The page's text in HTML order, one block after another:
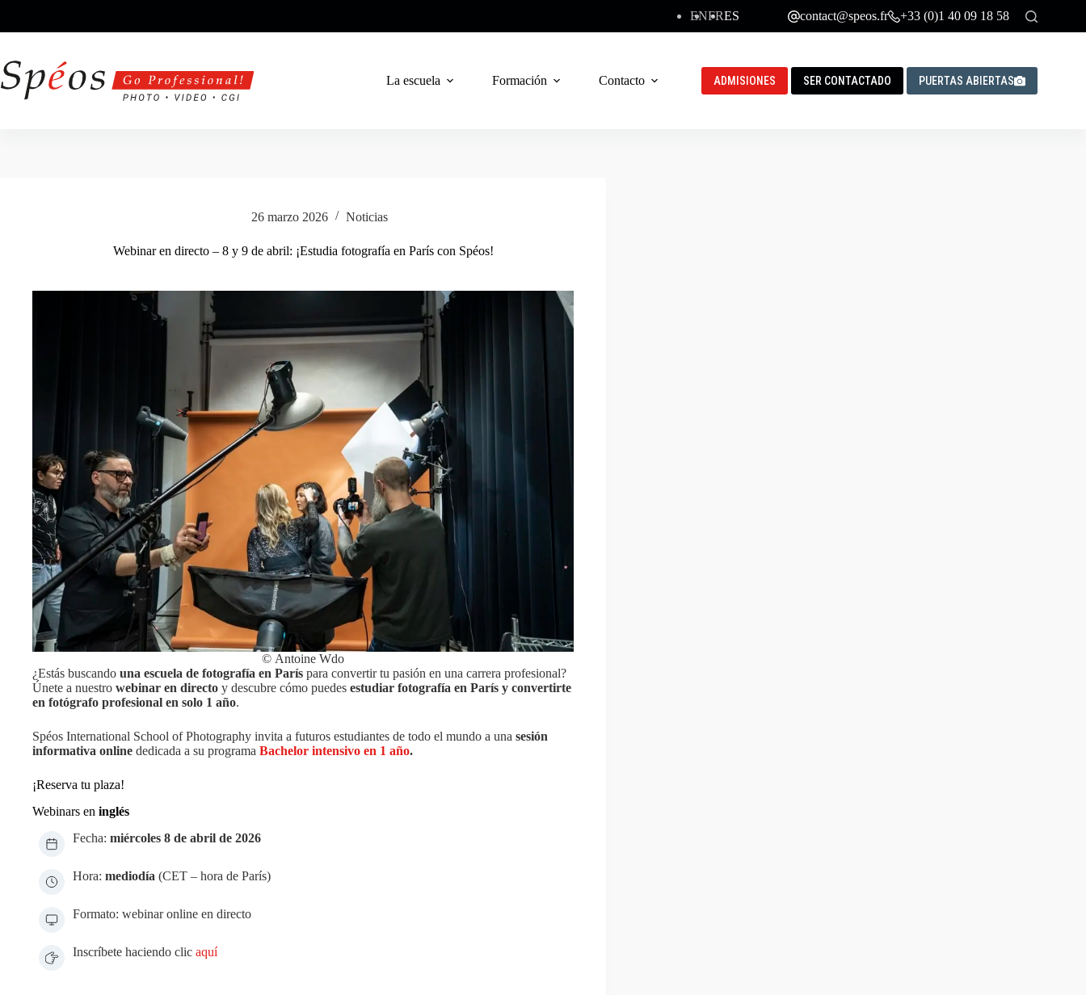
contenido
ENFRES contact@speos.fr +33 (0)1 40 09 18 58
La escuela Formación Contacto ADMISIONES SER CONTACTADO PUERTAS ABIERTAS
26 marzo 2026 Noticias
Webinar en directo – 8 y 9 de abril: ¡Estudia fotografía en París con Spéos!
© Antoine Wdo
¿Estás buscando una escuela de fotografía en París para convertir tu pasión en una carrera profesional?
Únete a nuestro webinar en directo y descubre cómo puedes estudiar fotografía en París y convertirte
en fotógrafo profesional en solo 1 año.
Spéos International School of Photography invita a futuros estudiantes de todo el mundo a una sesión
informativa online dedicada a su programa Bachelor intensivo en 1 año.
¡Reserva tu plaza!
Webinars en inglés
Fecha: miércoles 8 de abril de 2026
Hora: mediodía (CET – hora de París)
Formato: webinar online en directo
Inscríbete haciendo clic aquí